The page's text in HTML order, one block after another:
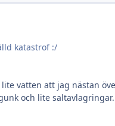
katastrof :/
vatten att jag nästan
och lite saltavlagringar.